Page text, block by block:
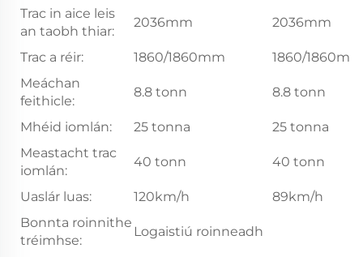
Trac in aice leis
an taobh thiar:
2036mm 2036mm
Trac a réir: 1860/1860mm
1860/1860mm
Meáchan
feithicle:
8.8 tonn 8.8 tonn
Mhéid iomlán: 25 tonna
25 tonna
Meastacht trac
iomlán:
40 tonn 40 tonn
Uaslár luas: 120km/h
89km/h
Bonnta roinnithe
tréimhse:
Logaistiú roinneadh